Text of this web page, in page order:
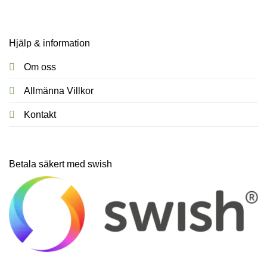
Hjälp & information
Om oss
Allmänna Villkor
Kontakt
Betala säkert med swish